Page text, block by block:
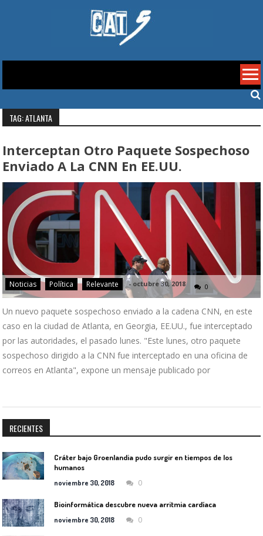
Cat 5
TAG: ATLANTA
Interceptan Otro Paquete Sospechoso
Enviado A La CNN En EE.UU.
Noticias Política Relevante - octubre 30, 2018 0
Un nuevo paquete sospechoso enviado a la cadena CNN, en este
caso en la ciudad de Atlanta, en Georgia, EE.UU., fue interceptado
por las autoridades, el pasado lunes. "Este lunes, otro paquete
sospechoso dirigido a la CNN fue interceptado en una oficina de
correos en Atlanta", expone un mensaje publicado por
RECIENTES
Cráter bajo Groenlandia pudo surgir en tiempos de los
humanos
noviembre 30, 2018 0
Bioinformática descubre nueva arritmia cardíaca
noviembre 30, 2018 0